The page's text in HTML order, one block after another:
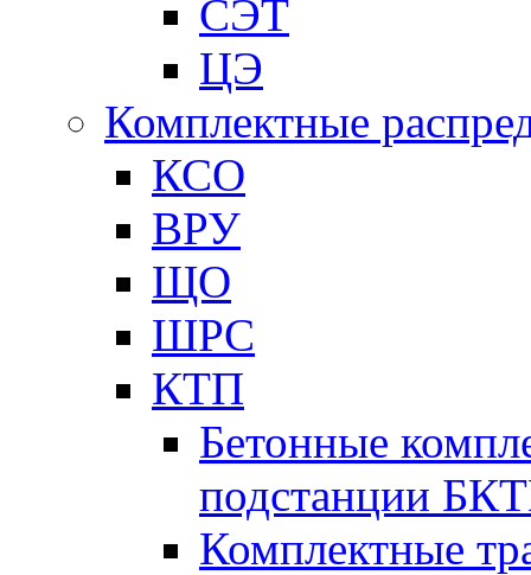
СЭТ
ЦЭ
Комплектные
КСО
ВРУ
ЩО
ШРС
КТП
Бетонные
подстанции
Комплектные